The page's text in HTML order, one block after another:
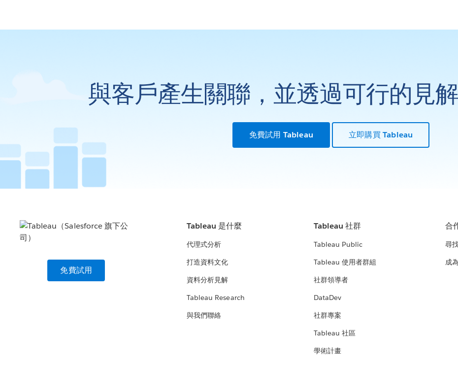
與客戶產生關聯，並透過可行的見解
免費試用 Tableau 立即購買 Tableau
免費試用
Tableau 是什麼
代理式分析
打造資料文化
資料分析見解
Tableau Research
與我們聯絡
Tableau 社群
Tableau Public
Tableau 使用者群組
社群領導者
DataDev
社群專案
Tableau 社區
學術計畫
合
尋
成